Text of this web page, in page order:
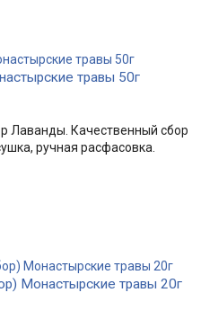
травы 50г
Лаванды. Качественный сбор
ручная расфасовка.
Монастырские травы 20г